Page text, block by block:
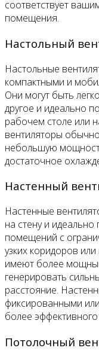
соответствует
помещения.
Настольный
Настольные
компактными и
Они могут быть
другое и идеально
рабочем столе или
вентиляторы
небольшую
достаточное
Настенный
Настенные
на стену и
помещений с
узких коридоров
имеют более
генерировать
расстояние.
фиксированными
более
Потолочный